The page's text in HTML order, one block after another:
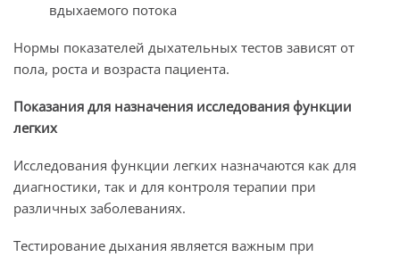
вдыхаемого потока
Нормы показателей дыхательных тестов зависят от
пола, роста и возраста пациента.
Показания для назначения исследования функции
легких
Исследования функции легких назначаются как для
диагностики, так и для контроля терапии при
различных заболеваниях.
Тестирование дыхания является важным при